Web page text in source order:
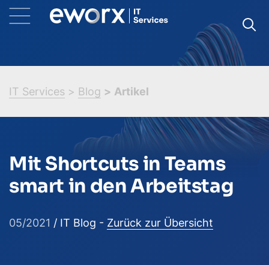
IT Services Blog Artikel
Mit Shortcuts in Teams
smart in den Arbeitstag
05/2021 / IT Blog - Zurück zur Übersicht